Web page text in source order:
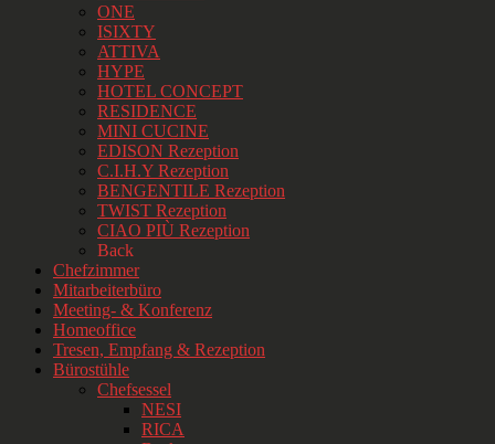
ONE
ISIXTY
ATTIVA
HYPE
HOTEL CONCEPT
RESIDENCE
MINI CUCINE
EDISON Rezeption
C.I.H.Y Rezeption
BENGENTILE Rezeption
TWIST Rezeption
CIAO PIÙ Rezeption
Back
Chefzimmer
Mitarbeiterbüro
Meeting- & Konferenz
Homeoffice
Tresen, Empfang & Rezeption
Bürostühle
Chefsessel
NESI
RICA